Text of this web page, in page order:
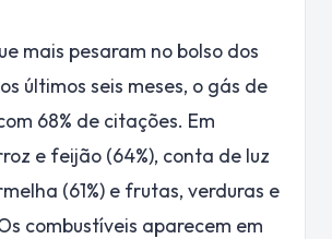
mais pesaram no bolso dos
últimos seis meses, o gás de
68% de citações. Em
e feijão (64%), conta de luz
(61%) e frutas, verduras e
combustíveis aparecem em